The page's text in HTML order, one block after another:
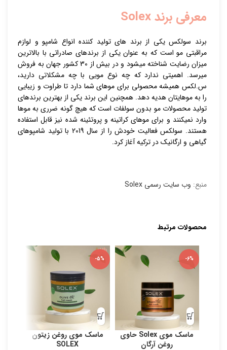
معرفی برند Solex
برند سولکس یکی از برند های تولید کننده انواع شامپو و لوازم
مراقبتی مو است که به عنوان یکی از برندهای صادراتی با بالاترین
میزان رضایت شناخته میشود و در بیش از 30 کشور جهان به فروش
میرسد. اهمیتی ندارد که چه نوع مویی با چه مشکلاتی دارید،
س.لکس همیشه محصولی برای موهای شما دارد تا طراوت و زیبایی
را به موهایتان هدیه دهد. همچنین این برند یکی از بهترین برندهای
تولید محصولات مو بدون سولفات است که هیچ گونه ضرری به موها
وارد نمیکنند و برای موهای کراتینه و پروتئینه شده نیز قابل استفاده
هستند. سولکس فعالیت خودش را از سال 2019 با تولید شامپوهای
گیاهی و ارگانیک در ترکیه آغاز کرد.
منبع: وب سایت رسمی Solex
محصولات مرتبط
-6%
ماسک موی Solex حاوی
روغن آرگان
-5%
ماسک موی روغن زیتون
SOLEX